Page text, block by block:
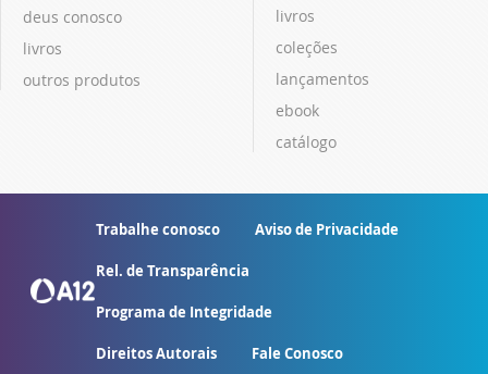
deus conosco
livros
outros produtos
livros
coleções
lançamentos
ebook
catálogo
Trabalhe conosco Aviso de Privacidade
Rel. de Transparência
Programa de Integridade
Direitos Autorais Fale Conosco